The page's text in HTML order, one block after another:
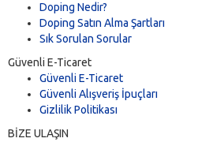
Doping Nedir?
Doping Satın Alma Şartları
Sık Sorulan Sorular
Güvenli E-Ticaret
Güvenli E-Ticaret
Güvenli Alışveriş İpuçları
Gizlilik Politikası
BİZE ULAŞIN